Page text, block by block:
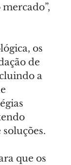
os
de
a
que os